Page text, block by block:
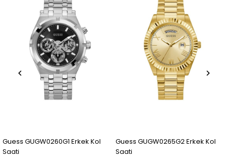
Erkek Kol
Guess GUGW0265G2 Erkek Kol
Guess